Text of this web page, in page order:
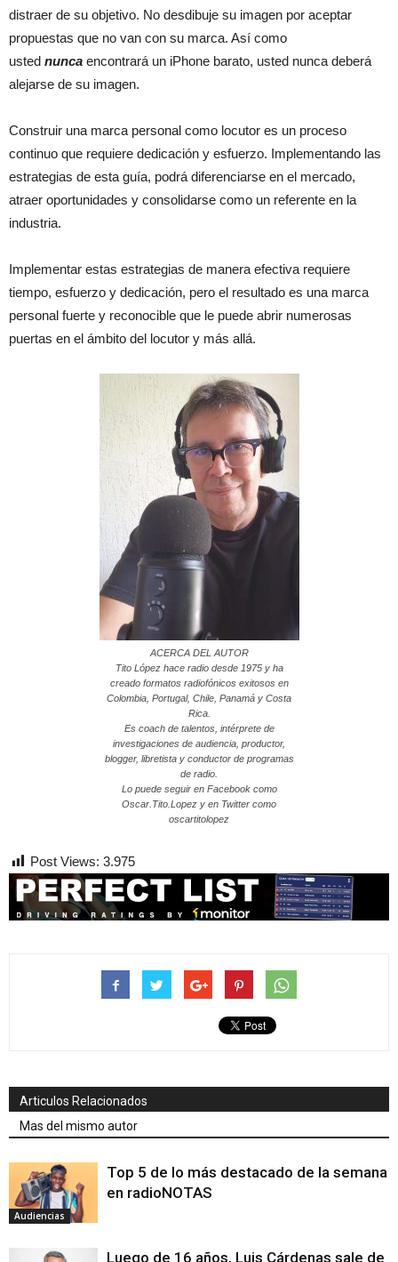
distraer de su objetivo. No desdibuje su imagen por aceptar
propuestas que no van con su marca. Así como
usted nunca encontrará un iPhone barato, usted nunca deberá
alejarse de su imagen.
Construir una marca personal como locutor es un proceso
continuo que requiere dedicación y esfuerzo. Implementando las
estrategias de esta guía, podrá diferenciarse en el mercado,
atraer oportunidades y consolidarse como un referente en la
industria.
Implementar estas estrategias de manera efectiva requiere
tiempo, esfuerzo y dedicación, pero el resultado es una marca
personal fuerte y reconocible que le puede abrir numerosas
puertas en el ámbito del locutor y más allá.
ACERCA DEL AUTOR
Tito López hace radio desde 1975 y ha
creado formatos radiofónicos exitosos en
Colombia, Portugal, Chile, Panamá y Costa
Rica.
Es coach de talentos, intérprete de
investigaciones de audiencia, productor,
blogger, libretista y conductor de programas
de radio.
Lo puede seguir en Facebook como
Oscar.Tito.Lopez y en Twitter como
oscartitolopez
Post Views: 3.975
Articulos Relacionados
Mas del mismo autor
Audiencias
Top 5 de lo más destacado de la semana
en radioNOTAS
Luego de 16 años, Luis Cárdenas sale de